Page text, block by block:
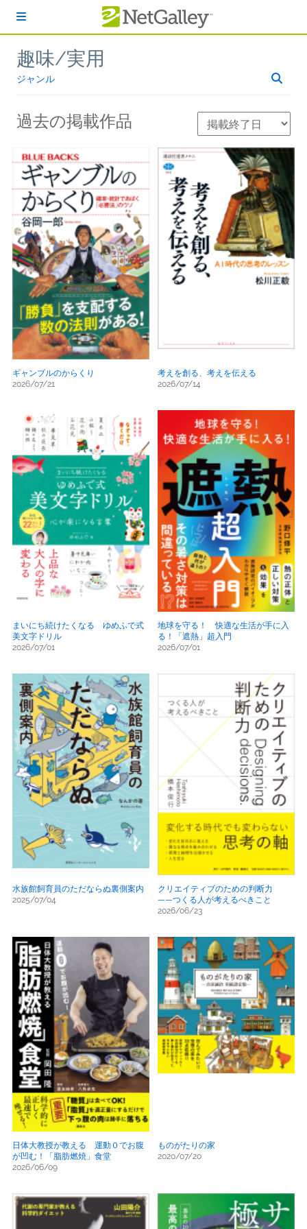
趣味/実用
ジャンル
過去の掲載作品
ギャンブルのからくり
2026/07/21
考えを創る、考えを伝える
2026/07/14
まいにち続けたくなる ゆめふで式
美文字ドリル
2026/07/01
地球を守る！ 快適な生活が手に入
る！「遮熱」超入門
2026/07/01
水族館飼育員のただならぬ裏側案内
2025/07/04
クリエイティブのための判断力
――つくる人が考えるべきこと
2026/06/23
日体大教授が教える 運動０でお腹
が凹む！「脂肪燃焼」食堂
2026/06/09
ものがたりの家
2020/07/20